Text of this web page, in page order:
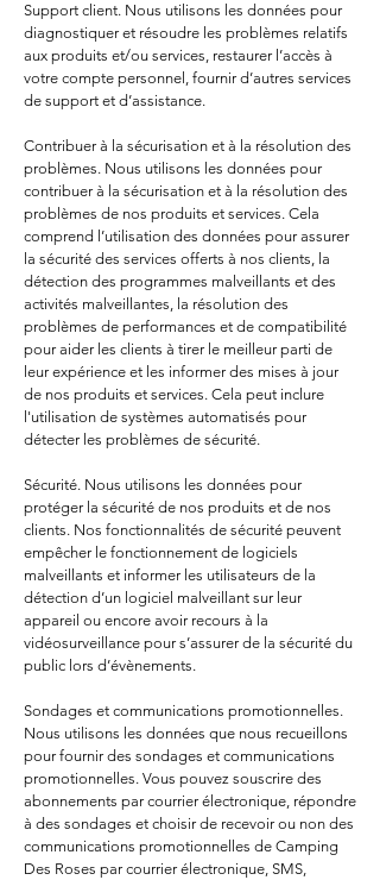
Support client. Nous utilisons les données pour
diagnostiquer et résoudre les problèmes relatifs
aux produits et/ou services, restaurer l’accès à
votre compte personnel, fournir d’autres services
de support et d’assistance.
Contribuer à la sécurisation et à la résolution des
problèmes. Nous utilisons les données pour
contribuer à la sécurisation et à la résolution des
problèmes de nos produits et services. Cela
comprend l’utilisation des données pour assurer
la sécurité des services offerts à nos clients, la
détection des programmes malveillants et des
activités malveillantes, la résolution des
problèmes de performances et de compatibilité
pour aider les clients à tirer le meilleur parti de
leur expérience et les informer des mises à jour
de nos produits et services. Cela peut inclure
l'utilisation de systèmes automatisés pour
détecter les problèmes de sécurité.
Sécurité. Nous utilisons les données pour
protéger la sécurité de nos produits et de nos
clients. Nos fonctionnalités de sécurité peuvent
empêcher le fonctionnement de logiciels
malveillants et informer les utilisateurs de la
détection d’un logiciel malveillant sur leur
appareil ou encore avoir recours à la
vidéosurveillance pour s’assurer de la sécurité du
public lors d’évènements.
Sondages et communications promotionnelles.
Nous utilisons les données que nous recueillons
pour fournir des sondages et communications
promotionnelles. Vous pouvez souscrire des
abonnements par courrier électronique, répondre
à des sondages et choisir de recevoir ou non des
communications promotionnelles de Camping
Des Roses par courrier électronique, SMS,